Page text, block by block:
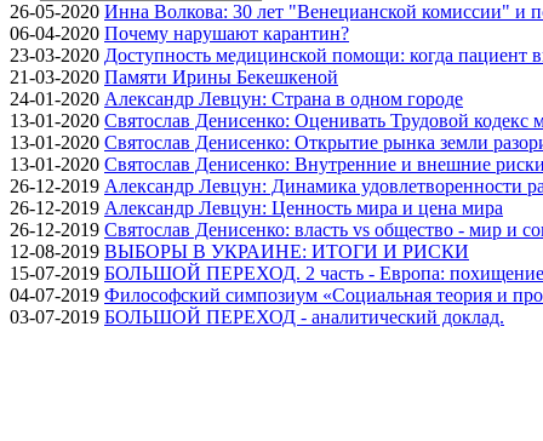
26-05-2020 Инна Волкова: 30 лет "Венецианской комиссии" и
06-04-2020 Почему нарушают карантин?
23-03-2020 Доступность медицинской помощи: когда пациент
21-03-2020 Памяти Ирины Бекешкеной
24-01-2020 Александр Левцун: Страна в одном городе
13-01-2020 Святослав Денисенко: Оценивать Трудовой кодекс
13-01-2020 Святослав Денисенко: Открытие рынка земли
13-01-2020 Святослав Денисенко: Внутренние и внешние
26-12-2019 Александр Левцун: Динамика удовлетворенности
26-12-2019 Александр Левцун: Ценность мира и цена мира
26-12-2019 Святослав Денисенко: власть vs общество - мир и
12-08-2019 ВЫБОРЫ В УКРАИНЕ: ИТОГИ И РИСКИ
15-07-2019 БОЛЬШОЙ ПЕРЕХОД. 2 часть - Европа: похищение
04-07-2019 Философский симпозиум «Социальная теория и
03-07-2019 БОЛЬШОЙ ПЕРЕХОД - аналитический доклад.